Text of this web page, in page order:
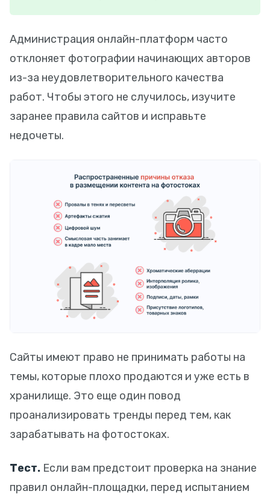
Администрация онлайн-платформ часто
отклоняет фотографии начинающих авторов
из-за неудовлетворительного качества
работ. Чтобы этого не случилось, изучите
заранее правила сайтов и исправьте
недочеты.
Сайты имеют право не принимать работы на
темы, которые плохо продаются и уже есть в
хранилище. Это еще один повод
проанализировать тренды перед тем, как
зарабатывать на фотостоках.
Тест. Если вам предстоит проверка на знание
правил онлайн-площадки, перед испытанием